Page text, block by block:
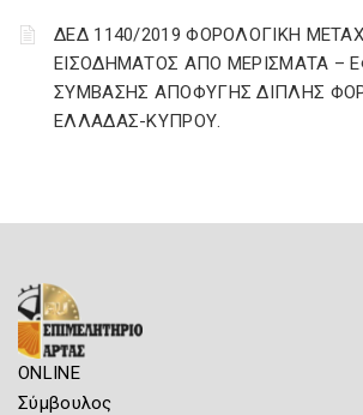
ΔΕΔ 1140/2019 ΦΟΡΟΛΟΓΙΚΗ
ΕΙΣΟΔΗΜΑΤΟΣ ΑΠΟ ΜΕΡΙΣΜΑΤΑ –
ΣΥΜΒΑΣΗΣ ΑΠΟΦΥΓΗΣ ΔΙΠΛΗΣ
ΕΛΛΑΔΑΣ-ΚΥΠΡΟΥ.
ONLINE
Σύμβουλος